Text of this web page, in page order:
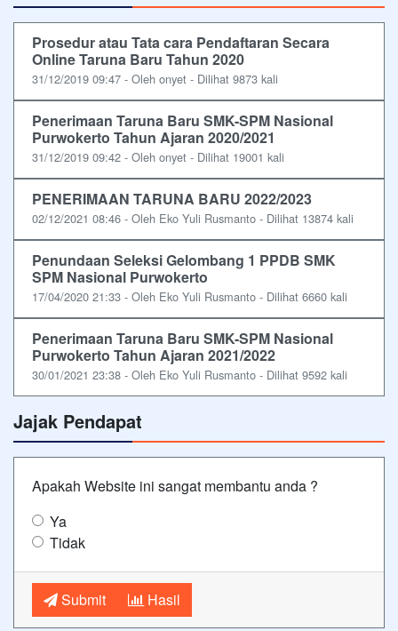
Prosedur atau Tata cara Pendaftaran Secara
Online Taruna Baru Tahun 2020
31/12/2019 09:47 - Oleh onyet - Dilihat 9873 kali
Penerimaan Taruna Baru SMK-SPM Nasional
Purwokerto Tahun Ajaran 2020/2021
31/12/2019 09:42 - Oleh onyet - Dilihat 19001 kali
PENERIMAAN TARUNA BARU 2022/2023
02/12/2021 08:46 - Oleh Eko Yuli Rusmanto - Dilihat 13874 kali
Penundaan Seleksi Gelombang 1 PPDB SMK
SPM Nasional Purwokerto
17/04/2020 21:33 - Oleh Eko Yuli Rusmanto - Dilihat 6660 kali
Penerimaan Taruna Baru SMK-SPM Nasional
Purwokerto Tahun Ajaran 2021/2022
30/01/2021 23:38 - Oleh Eko Yuli Rusmanto - Dilihat 9592 kali
Jajak Pendapat
Apakah Website ini sangat membantu anda ?
Ya
Tidak
Submit Hasil